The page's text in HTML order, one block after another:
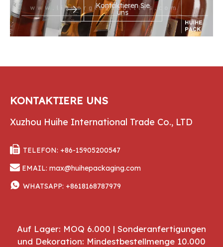
Kontaktieren Sie
uns
KONTAKTIERE UNS
Xuzhou Huihe International Trade Co., LTD
 TELEFON: +86-15905200547
 EMAIL: max@huihepackaging.com
 WHATSAPP: +8618168787979
Auf Lager: MOQ 6.000 | Sonderanfertigungen
und Dekoration: Mindestbestellmenge 10.000